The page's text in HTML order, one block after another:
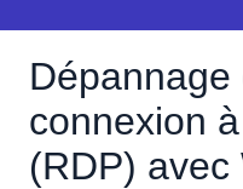
Dépannage
connexion
(RDP) avec